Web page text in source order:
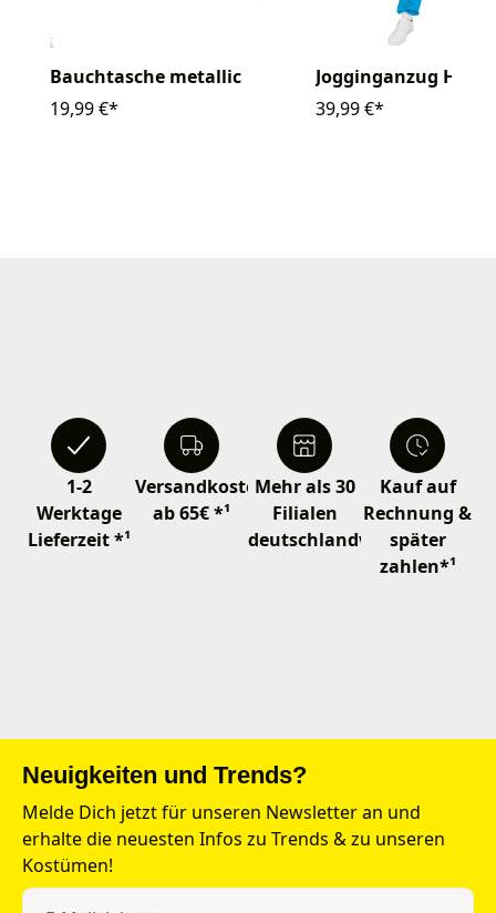
Bauchtasche metallic
19,99 €*
Jogginganzug
39,99 €*
1-2
Werktage
Lieferzeit *¹
Versandkostenfrei
ab 65€ *¹
Mehr als 30
Filialen
deutschlandweit
Kauf auf
Rechnung &
später
zahlen*¹
Neuigkeiten und Trends?
Melde Dich jetzt für unseren Newsletter an und
erhalte die neuesten Infos zu Trends & zu unseren
Kostümen!